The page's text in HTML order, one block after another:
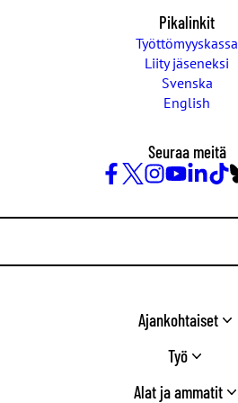
Pikalinkit
Työttömyyskassa
Liity jäseneksi
Svenska
English
Seuraa meitä
/
Ajankohtaiset
Työ
Alat ja ammatit